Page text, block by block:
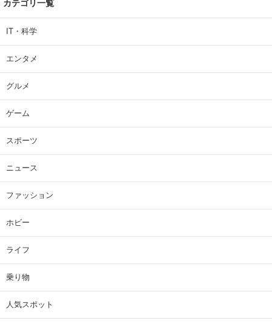
カテゴリ一覧
IT・科学
エンタメ
グルメ
ゲーム
スポーツ
ニュース
ファッション
ホビー
ライフ
乗り物
人気スポット